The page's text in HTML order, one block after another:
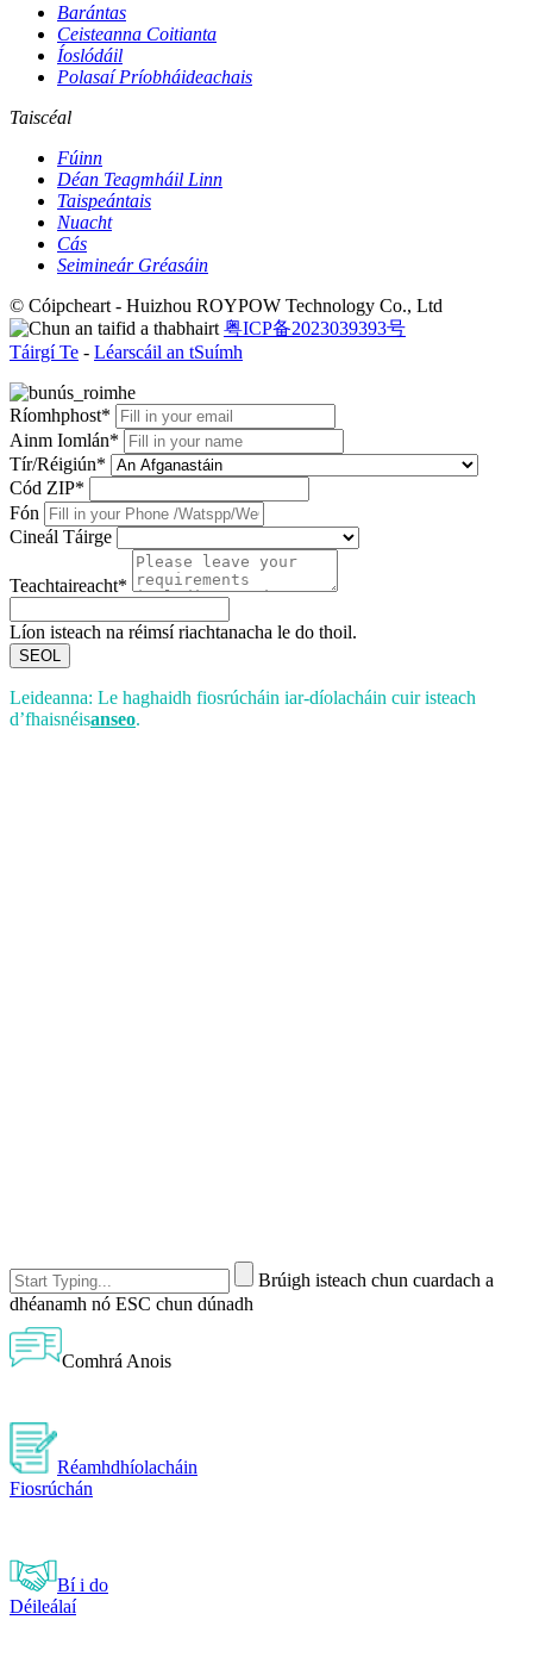
Barántas
Ceisteanna Coitianta
Íoslódáil
Polasaí Príobháideachais
Taiscéal
Fúinn
Déan Teagmháil Linn
Taispeántais
Nuacht
Cás
Seimineár Gréasáin
© Cóipcheart - Huizhou ROYPOW Technology Co., Ltd
粤ICP备2023039393号
Táirgí Te - Léarscáil an tSuímh
Ríomhphost*
Ainm Iomlán*
Tír/Réigiún*
Cód ZIP*
Fón
Cineál Táirge
Teachtaireacht*
Líon isteach na réimsí riachtanacha le do thoil.
SEOL
Leideanna: Le haghaidh fiosrúcháin iar-díolacháin cuir isteach
d’fhaisnéisanseo.
Brúigh isteach chun cuardach a
dhéanamh nó ESC chun dúnadh
Comhrá Anois
Réamhdhíolacháin
Fiosrúchán
Bí i do
Déileálaí